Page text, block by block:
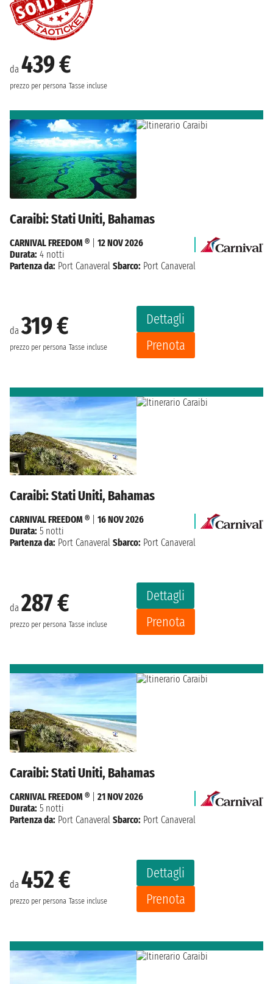
da 439 €
prezzo per persona Tasse incluse
Caraibi: Stati Uniti, Bahamas
da319 €
prezzo per persona Tasse incluse
Dettagli
Prenota
CARNIVAL FREEDOM ®
12 NOV 2026
Durata: 4 notti
Partenza da: Port Canaveral Sbarco: Port Canaveral
Caraibi: Stati Uniti, Bahamas
da 287 €
prezzo per persona Tasse incluse
Dettagli
Prenota
CARNIVAL FREEDOM ®
16 NOV 2026
Durata: 5 notti
Partenza da: Port Canaveral Sbarco: Port Canaveral
Caraibi: Stati Uniti, Bahamas
da 452 €
prezzo per persona Tasse incluse
Dettagli
Prenota
CARNIVAL FREEDOM ®
21 NOV 2026
Durata: 5 notti
Partenza da: Port Canaveral Sbarco: Port Canaveral